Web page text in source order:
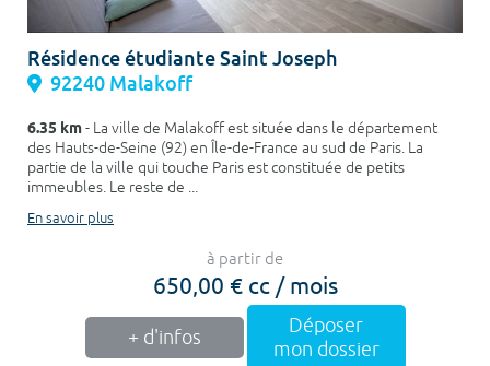
Résidence étudiante Saint Joseph
92240 Malakoff
6.35 km- La ville de Malakoff est située dans le département
des Hauts-de-Seine (92) en Île-de-France au sud de Paris. La
partie de la ville qui touche Paris est constituée de petits
immeubles. Le reste de ...
En savoir plus
à partir de
650,00 € cc / mois
+ d'infos
Déposer
mon dossier